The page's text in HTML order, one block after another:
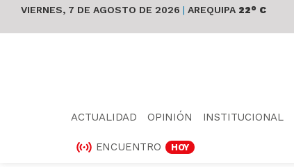
VIERNES, 7 DE AGOSTO DE 2026 | AREQUIPA 22° C
ACTUALIDAD OPINIÓN INSTITUCIONAL
ENCUENTRO HOY